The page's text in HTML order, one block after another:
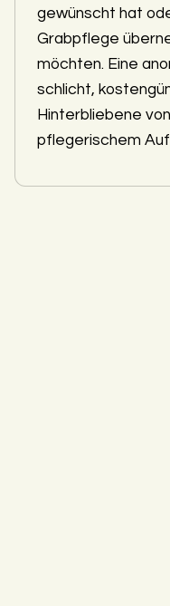
gewünscht hat
Grabpflege
möchten. Eine
schlicht,
Hinterbliebene
pflegerischem